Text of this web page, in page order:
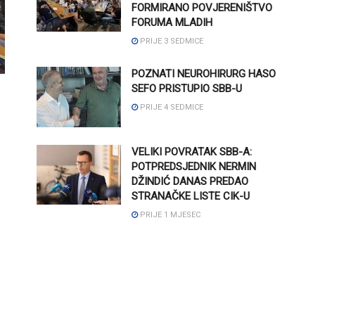
FORMIRANO POVJERENIŠTVO
FORUMA MLADIH
PRIJE 3 SEDMICE
POZNATI NEUROHIRURG HASO
SEFO PRISTUPIO SBB-U
PRIJE 4 SEDMICE
VELIKI POVRATAK SBB-A:
POTPREDSJEDNIK NERMIN
DŽINDIĆ DANAS PREDAO
STRANAČKE LISTE CIK-U
PRIJE 1 MJESEC